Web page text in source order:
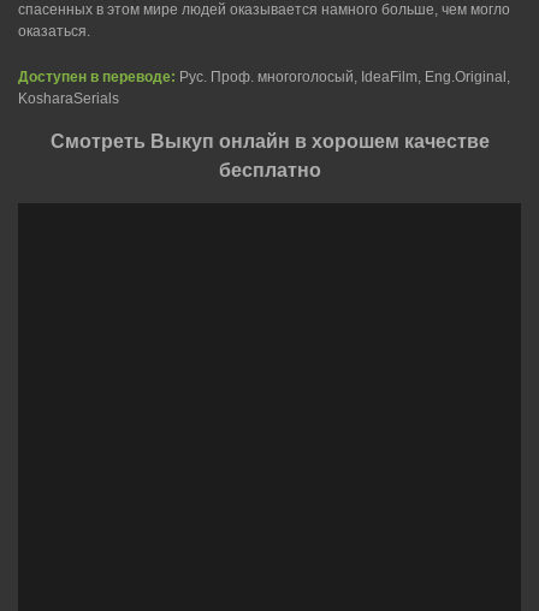
спасенных в этом мире людей оказывается намного больше, чем могло
оказаться.
Доступен в переводе: Рус. Проф. многоголосый, IdeaFilm, Eng.Original,
KosharaSerials
Смотреть Выкуп онлайн в хорошем качестве
бесплатно